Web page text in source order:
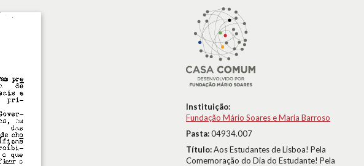
Instituição:
Fundação Mário Soares e Maria Barroso
Pasta:04934.007
Título:Aos Estudantes de Lisboa! Pela
Comemoração do Dia do Estudante! Pela